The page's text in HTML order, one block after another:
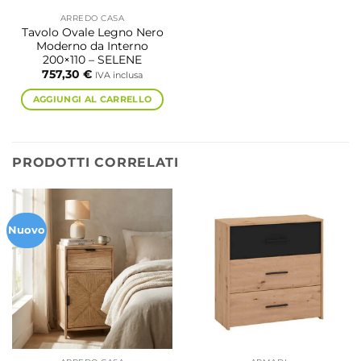
ARREDO CASA
Tavolo Ovale Legno Nero
Moderno da Interno
200×110 – SELENE
757,30 € IVA inclusa
AGGIUNGI AL CARRELLO
PRODOTTI CORRELATI
Nuovo